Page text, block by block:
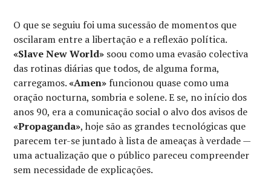
O que se seguiu foi uma sucessão de momentos que
oscilaram entre a libertação e a reflexão política.
«Slave New World» soou como uma evasão colectiva
das rotinas diárias que todos, de alguma forma,
carregamos.«Amen» funcionou quase como uma
oração nocturna, sombria e solene. E se, no início dos
anos 90, era a comunicação social o alvo dos avisos de
«Propaganda», hoje são as grandes tecnológicas que
parecem ter-se juntado à lista de ameaças à verdade —
uma actualização que o público pareceu compreender
sem necessidade de explicações.